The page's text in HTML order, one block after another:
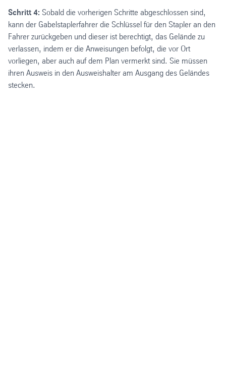
Schritt 4: Sobald die vorherigen Schritte abgeschlossen sind,
kann der Gabelstaplerfahrer die Schlüssel für den Stapler an den
Fahrer zurückgeben und dieser ist berechtigt, das Gelände zu
verlassen, indem er die Anweisungen befolgt, die vor Ort
vorliegen, aber auch auf dem Plan vermerkt sind. Sie müssen
ihren Ausweis in den Ausweishalter am Ausgang des Geländes
stecken.